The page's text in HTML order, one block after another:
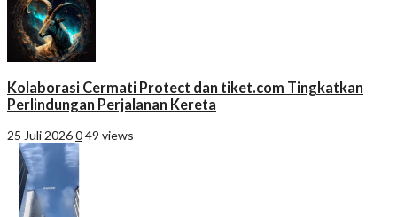
Kolaborasi Cermati Protect dan tiket.com Tingkatkan
Perlindungan Perjalanan Kereta
25 Juli 2026049 views